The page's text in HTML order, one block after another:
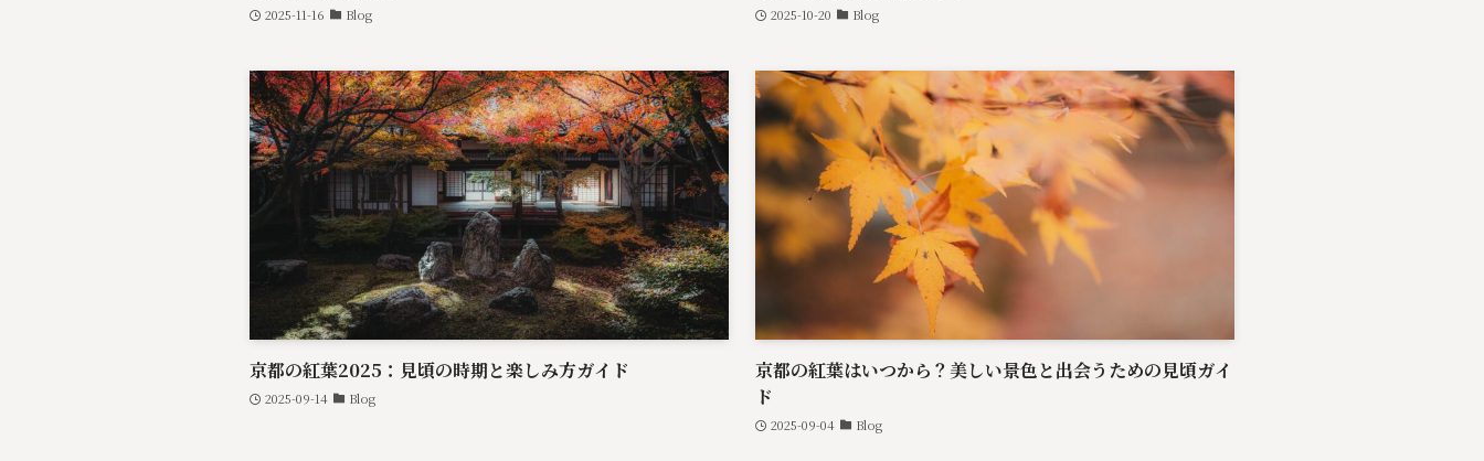
2025-11-16 Blog 2025-10-20 Blog
京都の紅葉2025：見頃の時期と楽しみ方ガイド
2025-09-14 Blog
京都の紅葉はいつから？美しい景色と出会うための見頃ガイ
ド
2025-09-04 Blog